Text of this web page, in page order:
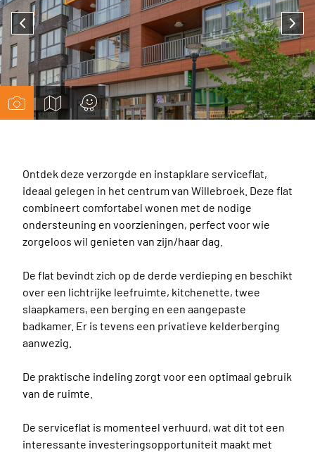
BLIJF OP DE HOOGTE
CONTACTEER ONS
03 886 32 85 info@walbersimmo.be
HIER KAN U ONS VINDEN
Ontdek deze verzorgde en instapklare serviceflat,
ideaal gelegen in het centrum van Willebroek. Deze flat
combineert comfortabel wonen met de nodige
ondersteuning en voorzieningen, perfect voor wie
zorgeloos wil genieten van zijn/haar dag.
De flat bevindt zich op de derde verdieping en beschikt
over een lichtrijke leefruimte, kitchenette, twee
slaapkamers, een berging en een aangepaste
badkamer. Er is tevens een privatieve kelderberging
aanwezig.
De praktische indeling zorgt voor een optimaal gebruik
van de ruimte.
De serviceflat is momenteel verhuurd, wat dit tot een
interessante investeringsopportuniteit maakt met